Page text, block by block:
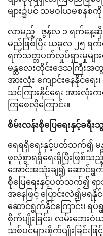
များ၌ပင် သမဝါယမစနစ်
လာမည့် ဇွန်လ ၁ ရက်နေ့ဆိုပ
မည်ဖြစ်ပြီး ယခုလ ၂၅ ရက်
ရက်သတ္တပတ်လှုပ်ရှားမှုမျာ
မန္တလေးတိုင်းဒေသကြီးအ
အားလုံး ကျောင်းနေနိုင်ရေး
သင်ကြားနိုင်ရေး အားလုံး
ကြစေလိုကြောင်း။
စိမ်းလန်းစိုပြေရေးနှင့်ခရီ
ရေရရှိရေးနှင့်ပတ်သက်၍ မ
ဖူလုံစွာရရှိရေးရှိပြီးဖြစ်သ
အောင်အသုံးချ၍ ဆောင်ရွက်
စိုပြေရေးနှင့်ပတ်သက်၍ ရ
အနေဖြင့် ပြောင်းလဲ၍မ
ဆောင်ရွက်နိုင်ကြောင်း၊ ရပ်
စိုက်ပျိုးခြင်း၊ လမ်းဘေး
သစ်ပင်များစိုက်ပျိုးခြင်